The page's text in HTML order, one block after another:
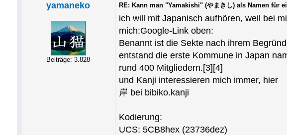
yamaneko
Beiträge: 3.828
RE: Kann man "Yamakishi" (やまきし) als Namen für
ich will mit Japanisch aufhören, weil bei
mich:Google-Link oben:
Benannt ist die Sekte nach ihrem
entstand die erste Kommune in Japan
rund 400 Mitgliedern.[3][4]
und Kanji interessieren mich immer, hier
岸 bei bibiko.kanji
Kodierung:
UCS: 5CB8hex (23736dez)